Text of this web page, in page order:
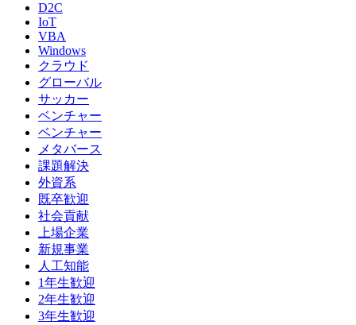
D2C
IoT
VBA
Windows
クラウド
グローバル
サッカー
ベンチャー
ベンチャー
メタバース
課題解決
外資系
既卒歓迎
社会貢献
上場企業
新規事業
人工知能
1年生歓迎
2年生歓迎
3年生歓迎